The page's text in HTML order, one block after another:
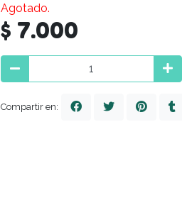
Agotado.
$ 7.000
Compartir en: